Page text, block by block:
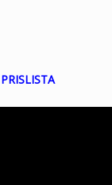
PRISLISTA